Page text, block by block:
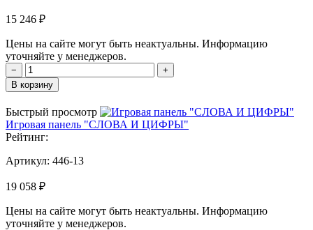
15 246 ₽
Цены на сайте могут быть неактуальны. Информацию
уточняйте у менеджеров.
−
+
В корзину
Быстрый просмотр
Игровая панель "СЛОВА И ЦИФРЫ"
Рейтинг:
Артикул: 446-13
19 058 ₽
Цены на сайте могут быть неактуальны. Информацию
уточняйте у менеджеров.